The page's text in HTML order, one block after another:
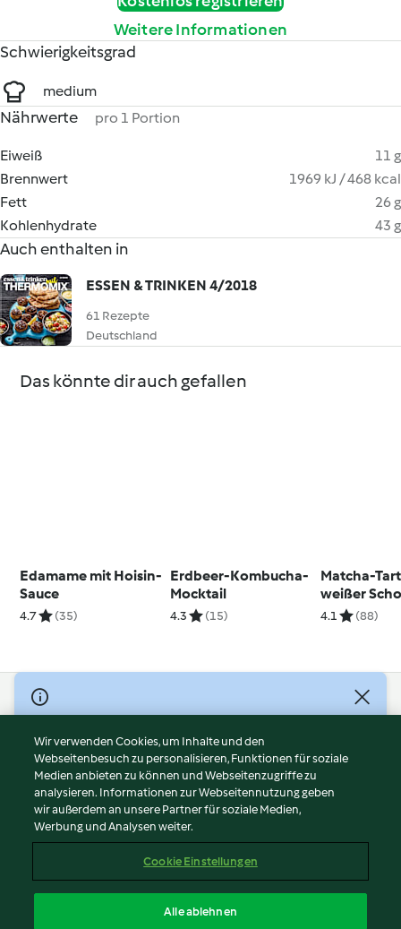
Weitere Informationen
Schwierigkeitsgrad
medium
Nährwerte pro 1 Portion
Eiweiß
11 g
Brennwert
1969 kJ / 468 kcal
Fett
26 g
Kohlenhydrate
43 g
Auch enthalten in
ESSEN & TRINKEN 4/2018
61 Rezepte
Deutschland
Das könnte dir auch gefallen
Edamame mit Hoisin-
Sauce
4.7 (35)
Erdbeer-Kombucha-
Mocktail
4.3 (15)
Matcha-
weißer
4.1 (88)
© Copyright 2026
Nutzungsbedingungen
Datenschutzrichtlinien
Disclaimer
Impressum
Cookies
Abo kündigen
Wir verwenden Cookies, um Inhalte und den
Webseitenbesuch zu personalisieren, Funktionen für soziale
Medien anbieten zu können und Webseitenzugriffe zu
analysieren. Informationen zur Webseitennutzung geben
wir außerdem an unsere Partner für soziale Medien,
Werbung und Analysen weiter.
Cookie Einstellungen
Alle ablehnen